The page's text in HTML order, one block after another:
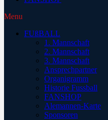
Menu
FUßBALL
1. Mannschaft
2. Mannschaft
3. Mannschaft
Ansprechpartner
Organigramm
Historie Fussball
FANSHOP
Alemannen-Karte
Sponsoren